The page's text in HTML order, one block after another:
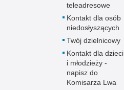
teleadresowe
Kontakt dla osób
niedosłyszących
Twój dzielnicowy
Kontakt dla dzieci
i młodzieży -
napisz do
Komisarza Lwa